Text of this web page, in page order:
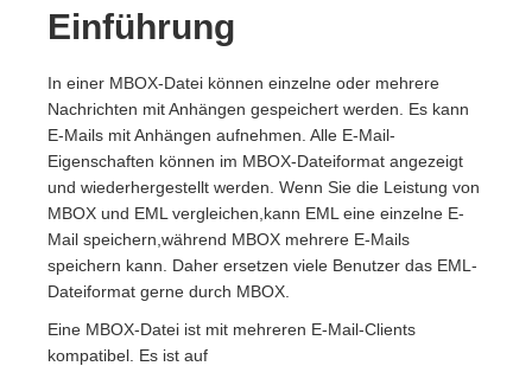
Einführung
In einer MBOX-Datei können einzelne oder mehrere
Nachrichten mit Anhängen gespeichert werden. Es kann
E-Mails mit Anhängen aufnehmen. Alle E-Mail-
Eigenschaften können im MBOX-Dateiformat angezeigt
und wiederhergestellt werden. Wenn Sie die Leistung von
MBOX und EML vergleichen,kann EML eine einzelne E-
Mail speichern,während MBOX mehrere E-Mails
speichern kann. Daher ersetzen viele Benutzer das EML-
Dateiformat gerne durch MBOX.
Eine MBOX-Datei ist mit mehreren E-Mail-Clients
kompatibel. Es ist auf